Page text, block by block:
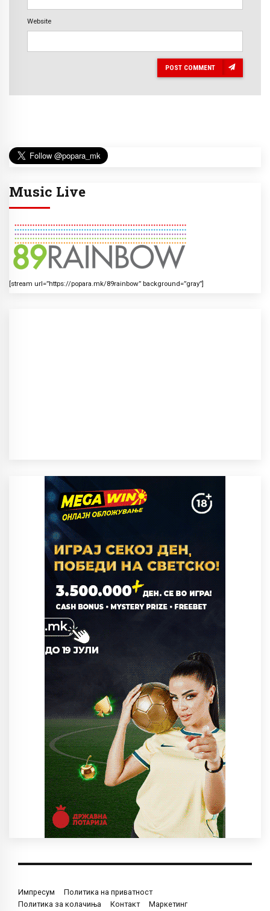
Website
POST COMMENT
Music Live
[stream url=”https://popara.mk/89rainbow” background=”gray”]
Импресум
Политика на приватност
Политика за колачиња
Контакт Маркетинг